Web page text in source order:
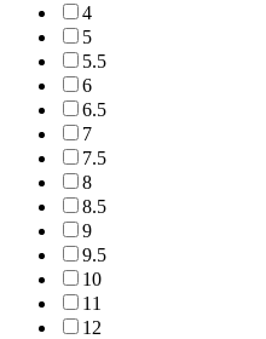
4
5
5.5
6
6.5
7
7.5
8
8.5
9
9.5
10
11
12